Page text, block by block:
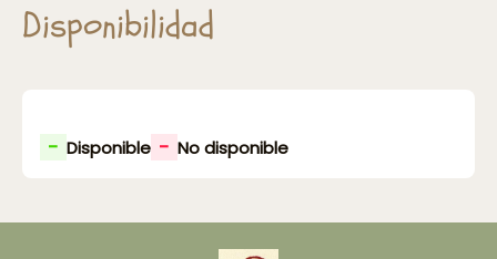
Disponibilidad
- Disponible - No disponible